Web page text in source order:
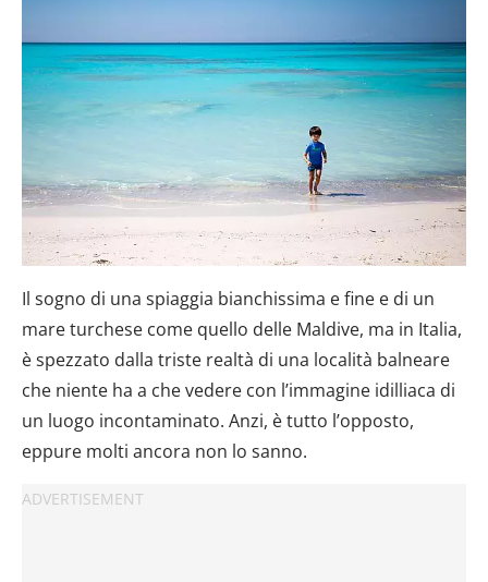
Il sogno di una spiaggia bianchissima e fine e di un
mare turchese come quello delle Maldive, ma in Italia,
è spezzato dalla triste realtà di una località balneare
che niente ha a che vedere con l’immagine idilliaca di
un luogo incontaminato. Anzi, è tutto l’opposto,
eppure molti ancora non lo sanno.